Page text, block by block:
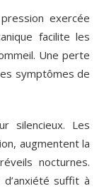
exercée
facilite les
Une perte
symptômes de
silencieux. Les
augmentent la
nocturnes.
suffit à